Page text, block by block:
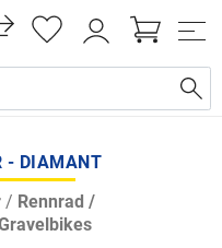
- DIAMANT
/ Rennrad /